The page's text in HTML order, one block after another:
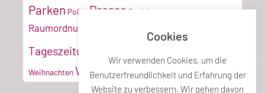
Parken Poller Presse Projektmanagement
Raumordnung
Tageszeitung
WeihnachtenWirtschaft
Cookies
Wir verwenden Cookies, um die
Benutzerfreundlichkeit und Erfahrung der
Website zu verbessern. Wir gehen davon